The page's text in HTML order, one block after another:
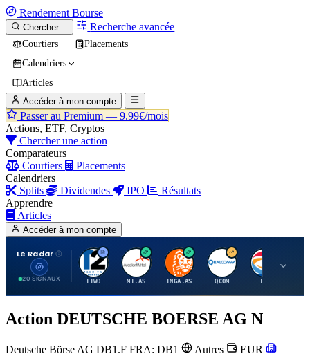
Rendement Bourse
Chercher… Recherche avancée
Courtiers
Placements
Calendriers
Articles
Accéder à mon compte
Passer au Premium — 9.99€/mois
Actions, ETF, Cryptos
Chercher une action
Comparateurs
Courtiers
Placements
Calendriers
Splits
Dividendes IPO
Résultats
Apprendre
Articles
Accéder à mon compte
Le Radar
20 SIGNAUX
T
TTWO
A
MT.AS
I
INGA.AS
Q
QCOM
T
TTE
Action DEUTSCHE BOERSE AG N
Deutsche Börse AG DB1.F FRA: DB1 Autres
EUR